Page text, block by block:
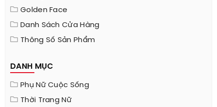
Golden Face
Danh Sách Cửa Hàng
Thông Số Sản Phẩm
DANH MỤC
Phụ Nữ Cuộc Sống
Thời Trang Nữ